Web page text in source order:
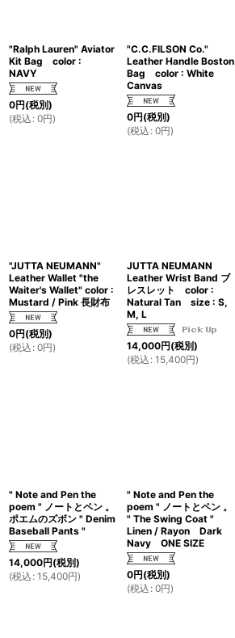
"Ralph Lauren" Aviator
Kit Bag color :
NAVY
0円(税別)
(税込 : 0円)
"C.C.FILSON Co."
Leather Handle Boston
Bag color : White
Canvas
0円(税別)
(税込 : 0円)
"JUTTA NEUMANN"
Leather Wallet "the
Waiter's Wallet" color :
Mustard / Pink 長財布
0円(税別)
(税込 : 0円)
JUTTA NEUMANN
Leather Wrist Band ブ
レスレット color :
Natural Tan size : S,
M, L
14,000円(税別)
(税込 : 15,400円)
" Note and Pen the
poem " ノートとペン 。
ポエムのズボン " Denim
Baseball Pants "
14,000円(税別)
(税込 : 15,400円)
" Note and Pen the
poem " ノートとペン 。
" The Swing Coat "
Linen / Rayon Dark
Navy ONE SIZE
0円(税別)
(税込 : 0円)